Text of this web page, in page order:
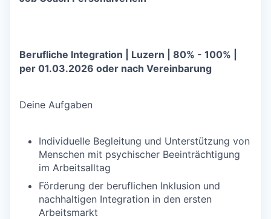
Berufliche Integration | Luzern | 80% - 100% |
per 01.03.2026 oder nach Vereinbarung
Deine Aufgaben
Individuelle Begleitung und Unterstützung von
Menschen mit psychischer Beeinträchtigung
im Arbeitsalltag
Förderung der beruflichen Inklusion und
nachhaltigen Integration in den ersten
Arbeitsmarkt